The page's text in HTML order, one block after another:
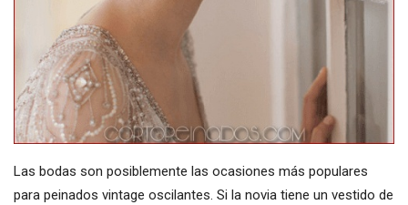
Las bodas son posiblemente las ocasiones más populares
para peinados vintage oscilantes. Si la novia tiene un vestido de